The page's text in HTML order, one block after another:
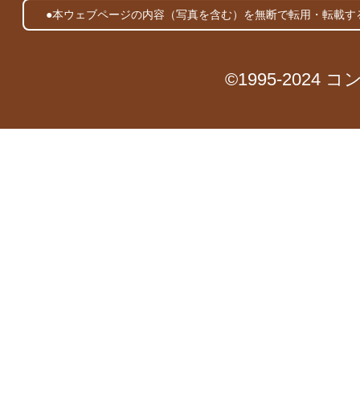
●本ウェブページの内容（写真を含む）を無断で転用・転載
©1995-2024 コ